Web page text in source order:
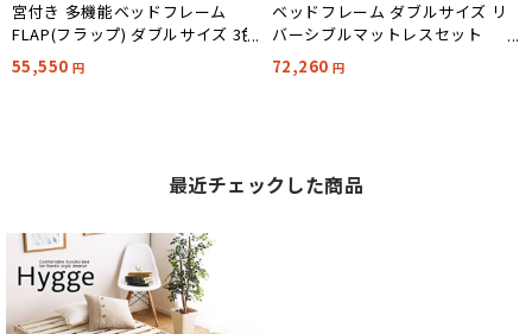
宮付き 多機能ベッドフレーム
FLAP(フラップ) ダブルサイズ 3色
対応
55,550 円
ベッドフレーム ダブルサイズ リ
バーシブルマットレスセット
RUES(ルース) 4色対応
72,260 円
最近チェックした商品